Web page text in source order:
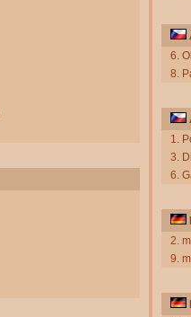
6.
8.
1.
3.
6.
2.
9.